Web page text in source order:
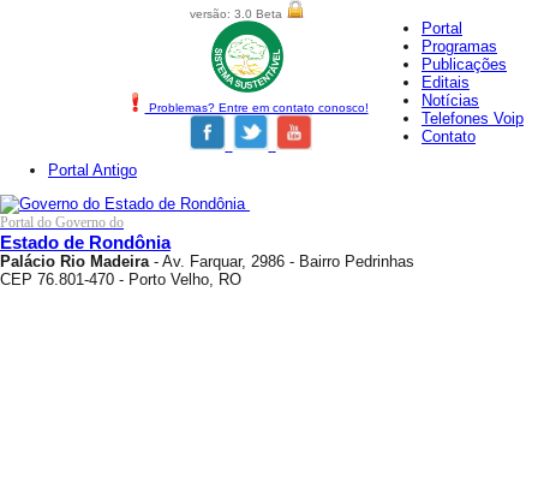
versão: 3.0 Beta
Problemas? Entre em contato conosco!
Portal
Programas
Publicações
Editais
Notícias
Telefones Voip
Contato
Portal Antigo
Portal do Governo do
Estado de Rondônia
Palácio Rio Madeira- Av. Farquar, 2986 - Bairro Pedrinhas
CEP 76.801-470 - Porto Velho, RO